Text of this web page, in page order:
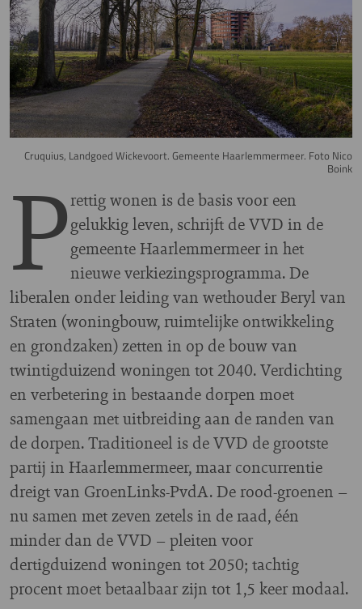
Cruquius, Landgoed Wickevoort. Gemeente Haarlemmermeer. Foto Nico
Boink
Prettig wonen is de basis voor een
gelukkig leven, schrijft de VVD in de
gemeente Haarlemmermeer in het
nieuwe verkiezingsprogramma. De
liberalen onder leiding van wethouder Beryl van
Straten (woningbouw, ruimtelijke ontwikkeling
en grondzaken) zetten in op de bouw van
twintigduizend woningen tot 2040. Verdichting
en verbetering in bestaande dorpen moet
samengaan met uitbreiding aan de randen van
de dorpen. Traditioneel is de VVD de grootste
partij in Haarlemmermeer, maar concurrentie
dreigt van GroenLinks-PvdA. De rood-groenen –
nu samen met zeven zetels in de raad, één
minder dan de VVD – pleiten voor
dertigduizend woningen tot 2050; tachtig
procent moet betaalbaar zijn tot 1,5 keer modaal.